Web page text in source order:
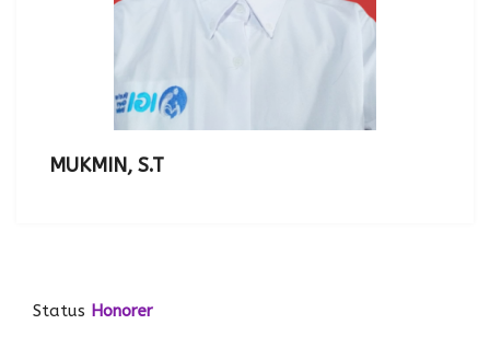
MUKMIN, S.T
Status Honorer